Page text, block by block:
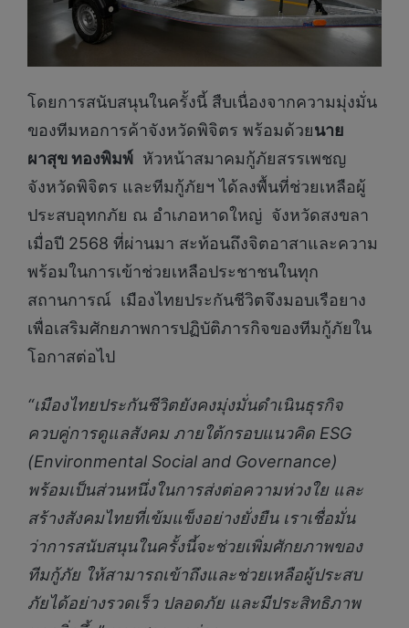
โดยการสนับสนุนในครั้งนี้ สืบเนื่องจากความมุ่งมั่น
ของทีมหอการค้าจังหวัดพิจิตร พร้อมด้วยนาย
ผาสุข ทองพิมพ์ หัวหน้าสมาคมกู้ภัยสรรเพชญ
จังหวัดพิจิตร และทีมกู้ภัยฯ ได้ลงพื้นที่ช่วยเหลือผู้
ประสบอุทกภัย ณ อำเภอหาดใหญ่ จังหวัดสงขลา
เมื่อปี 2568 ที่ผ่านมา สะท้อนถึงจิตอาสาและความ
พร้อมในการเข้าช่วยเหลือประชาชนในทุก
สถานการณ์ เมืองไทยประกันชีวิตจึงมอบเรือยาง
เพื่อเสริมศักยภาพการปฏิบัติภารกิจของทีมกู้ภัยใน
โอกาสต่อไป
“เมืองไทยประกันชีวิตยังคงมุ่งมั่นดำเนินธุรกิจ
ควบคู่การดูแลสังคม ภายใต้กรอบแนวคิด ESG
(Environmental Social and Governance)
พร้อมเป็นส่วนหนึ่งในการส่งต่อความห่วงใย และ
สร้างสังคมไทยที่เข้มแข็งอย่างยั่งยืน เราเชื่อมั่น
ว่าการสนับสนุนในครั้งนี้จะช่วยเพิ่มศักยภาพของ
ทีมกู้ภัย ให้สามารถเข้าถึงและช่วยเหลือผู้ประสบ
ภัยได้อย่างรวดเร็ว ปลอดภัย และมีประสิทธิภาพ